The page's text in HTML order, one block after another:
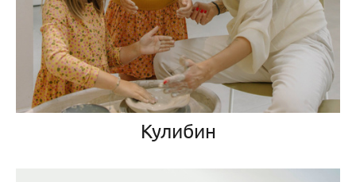
Кулибин